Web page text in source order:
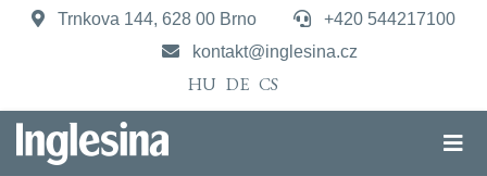
Trnkova 144, 628 00 Brno
+420 544217100
kontakt@inglesina.cz
HU DE CS